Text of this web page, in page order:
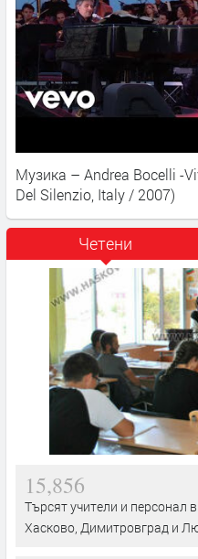
Музика – Andrea Bocelli -
Del Silenzio, Italy / 2007)
Четени
15,856
Търсят учители и персонал
Хасково, Димитровград и